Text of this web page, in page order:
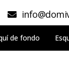
de fondo